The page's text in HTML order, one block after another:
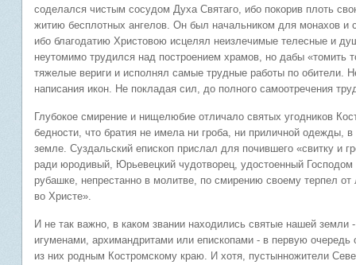
соделался чистым сосудом Духа Святаго, ибо покорив плоть
житию бесплотных ангелов. Он был начальником для монахов и
ибо благодатию Христовою исцелял неизлечимые телесные и
неутомимо трудился над построением храмов, но дабы «томить
тяжелые вериги и исполнял самые трудные работы по обители.
написания икон. Не покладая сил, до полного самоотречения
Глубокое смирение и нищелюбие отличало святых угодников
бедности, что братия не имела ни гроба, ни приличной одежды,
земле. Суздальский епископ прислал для почившего «свитку и
ради юродивый, Юрьевецкий чудотворец, удостоенный
рубашке, непрестанно в молитве, по смирению своему терпел
во Христе».
И не так важно, в каком звании находились святые нашей
игуменами, архимандритами или епископами - в первую
из них родным Костромскому краю. И хотя, пустынножители